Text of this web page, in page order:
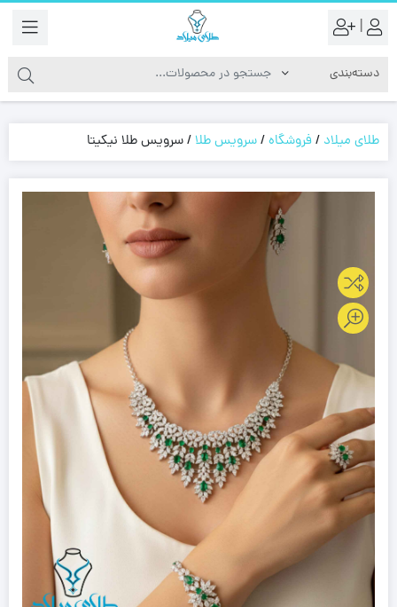
|
طلای میلاد /فروشگاه/سرویس طلا/سرویس طلا نیکیتا